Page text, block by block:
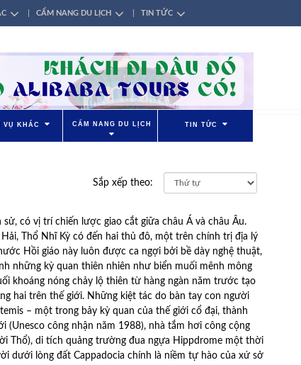
CẨM NANG DU LỊCH TIN TỨC
VỤ KHÁC CẨM NANG DU LỊCH TIN TỨC
Sắp xếp theo:
có vị trí chiến lược giao cắt giữa châu Á và châu Âu.
Thổ Nhĩ Kỳ có đến hai thủ đô, một trên chính trị địa lý
Hồi giáo này luôn được ca ngợi bởi bề dày nghệ thuật,
những kỳ quan thiên nhiên như biển muối mênh mông
khoáng nóng chảy lộ thiên từ hàng ngàn năm trước tạo
hai trên thế giới. Những kiệt tác do bàn tay con người
– một trong bảy kỳ quan của thế giới cổ đại, thành
(Unesco công nhận năm 1988), nhà tắm hơi công cộng
Thổ), di tích quảng trường đua ngựa Hippdrome một thời
dưới lòng đất Cappadocia chính là niềm tự hào của xứ sở